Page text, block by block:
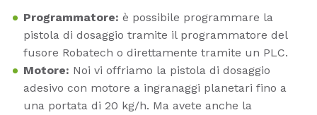
Programmatore: è possibile programmare la
pistola di dosaggio tramite il programmatore del
fusore Robatech o direttamente tramite un PLC.
Motore: Noi vi offriamo la pistola di dosaggio
adesivo con motore a ingranaggi planetari fino a
una portata di 20 kg/h. Ma avete anche la